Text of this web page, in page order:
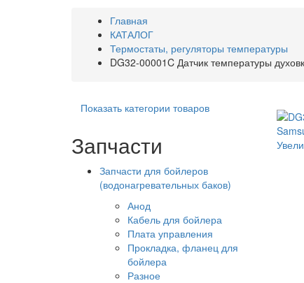
Главная
КАТАЛОГ
Термостаты, регуляторы температуры
DG32-00001C Датчик температуры
Показать категории товаров
Запчасти
Запчасти для бойлеров
(водонагревательных баков)
Анод
Кабель для бойлера
Плата управления
Прокладка, фланец для
бойлера
Разное